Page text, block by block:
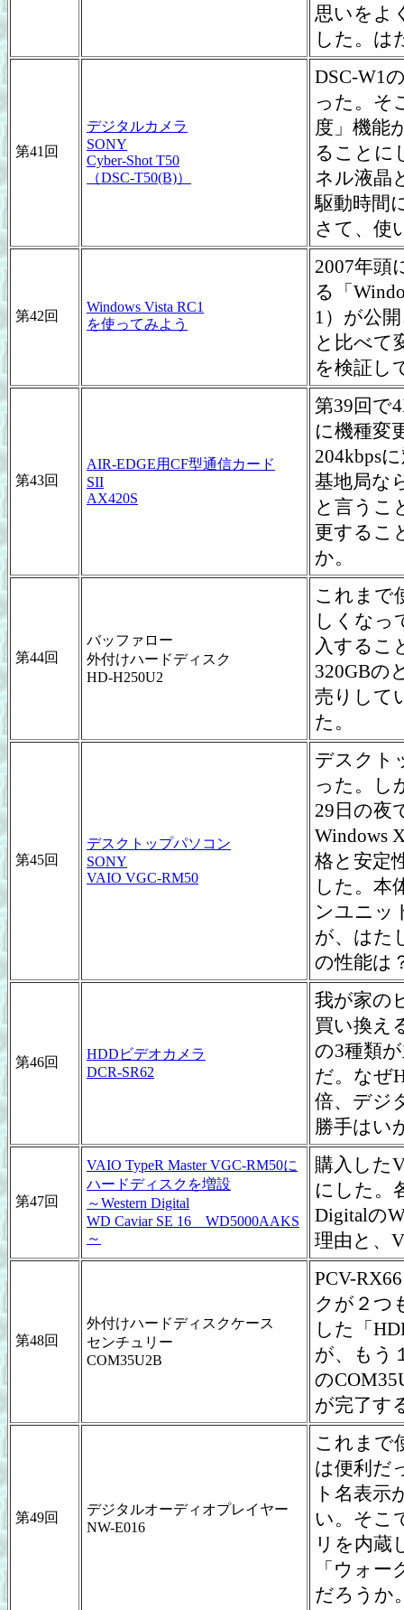
思いをよ
した。は
第41回
デジタルカメラ
SONY
Cyber-Shot T50
（DSC-T50(B)）
DSC-W1
った。そ
度」機能
ることに
ネル液晶
駆動時間
さて、使
第42回
Windows Vista RC1
を使ってみよう
2007年頭
る「
1）が公
と比べて
を検証し
第43回
AIR-EDGE用CF型通信カード
SII
AX420S
第39回で
に機種変
204kbps
基地局な
と言うこ
更するこ
か。
第44回
バッファロー
外付けハードディスク
HD-H250U2
これまで
しくなっ
入するこ
320GBの
売りして
た。
第45回
デスクトップパソコン
SONY
VAIO VGC-RM50
デスクト
った。し
29日の夜
Windows
格と安定
した。本
ンユニッ
が、はた
の性能は
第46回
HDDビデオカメラ
DCR-SR62
我が家の
買い換え
の3種類
だ。なぜ
倍、デジ
勝手はい
第47回
VAIO TypeR Master VGC-RM50に
ハードディスクを増設
～Western Digital
WD Caviar SE 16 WD5000AAKS
～
購入した
にした。
Digitalの
理由と、
第48回
外付けハードディスクケース
センチュリー
COM35U2B
PCV-
クが２つ
した「
が、もう
の
が完了す
第49回
デジタルオーディオプレイヤー
NW-E016
これまで
は便利だ
ト名表示
い。そこ
リを内蔵
「ウォ
だろうか